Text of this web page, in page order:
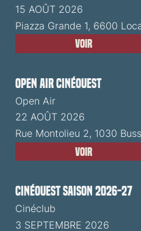
15 AOÛT 2026
Piazza Grande 1, 6600
Voir
Open Air CinéOuest
Open Air
22 AOÛT 2026
Rue Montolieu 2, 1030
Voir
CinéOuest Saison 2026-27
Cinéclub
3 SEPTEMBRE 2026